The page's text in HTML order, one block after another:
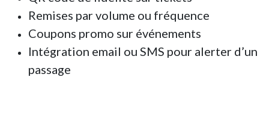
Remises par volume ou fréquence
Coupons promo sur événements
Intégration email ou SMS pour alerter d’un
passage